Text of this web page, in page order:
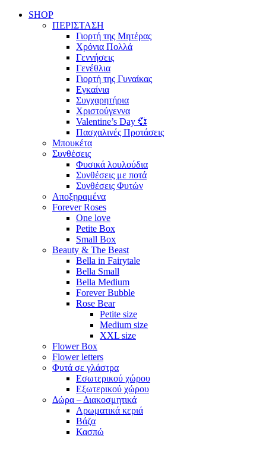
SHOP
ΠΕΡΙΣΤΑΣΗ
Γιορτή της Μητέρας
Χρόνια Πολλά
Γεννήσεις
Γενέθλια
Γιορτή της Γυναίκας
Εγκαίνια
Συγχαρητήρια
Χριστούγεννα
Valentine’s Day 💞
Πασχαλινές Προτάσεις
Μπουκέτα
Συνθέσεις
Φυσικά λουλούδια
Συνθέσεις με ποτά
Συνθέσεις Φυτών
Αποξηραμένα
Forever Roses
One love
Petite Box
Small Box
Beauty & The Beast
Bella in Fairytale
Bella Small
Bella Medium
Forever Bubble
Rose Bear
Petite size
Medium size
XXL size
Flower Box
Flower letters
Φυτά σε γλάστρα
Εσωτερικού χώρου
Εξωτερικού χώρου
Δώρα – Διακοσμητικά
Αρωματικά κεριά
Βάζα
Κασπώ